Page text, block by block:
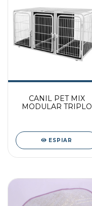
CANIL PET MIX
MODULAR TRIPLO
ESPIAR